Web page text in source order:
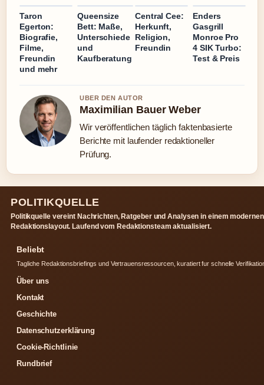
Taron
Egerton:
Biografie,
Filme,
Freundin
und mehr
Queensize
Bett: Maße,
Unterschiede
und
Kaufberatung
Central Cee:
Herkunft,
Religion,
Freundin
Enders
Gasgrill
Monroe Pro
4 SIK Turbo:
Test & Preis
UBER DEN AUTOR
Maximilian Bauer Weber
Wir veröffentlichen täglich faktenbasierte
Berichte mit laufender redaktioneller
Prüfung.
POLITIKQUELLE
Politikquelle vereint Nachrichten, Ratgeber und Analysen in einem modernen
Redaktionslayout. Laufend vom Redaktionsteam aktualisiert.
Beliebt
Tagliche Redaktionsbriefings und Vertrauensressourcen, kuratiert fur schnelle
Über uns
Kontakt
Geschichte
Datenschutzerklärung
Cookie-Richtlinie
Rundbrief